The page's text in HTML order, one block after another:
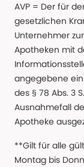
AVP = Der für
gesetzlichen
Unternehmer
Apotheken mit
angegebene
des § 78 Abs. 3
Ausnahmefall
Apotheke
**Gilt für alle
Montag bis